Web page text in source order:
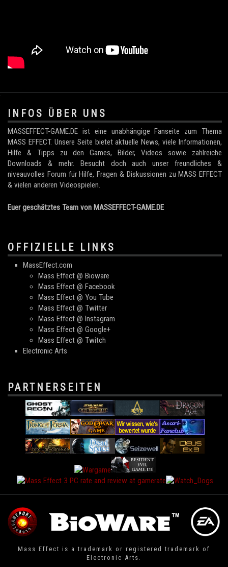
.
INFOS ÜBER UNS
MASSEFFECT-GAME.DE ist eine unabhängige Fanseite zum Thema
MASS EFFECT. Unsere Seite bietet aktuelle News, viele Informationen,
Hilfe & Tipps zu den Games, Bilder, Videos sowie zahlreiche
Downloads & mehr. Besucht doch auch unser freundliches &
niveauvolles Forum für Hilfe, Fragen & Diskussionen zu MASS EFFECT
& vielen anderen Videospielen.
Euer geschätztes Team von MASSEFFECT-GAME.DE
OFFIZIELLE LINKS
MassEffect.com
Mass Effect @ Bioware
Mass Effect @ Facebook
Mass Effect @ You Tube
Mass Effect @ Twitter
Mass Effect @ Instagram
Mass Effect @ Google+
Mass Effect @ Twitch
Electronic Arts
PARTNERSEITEN
Mass Effect is a trademark or registered trademark of
Electronic Arts.